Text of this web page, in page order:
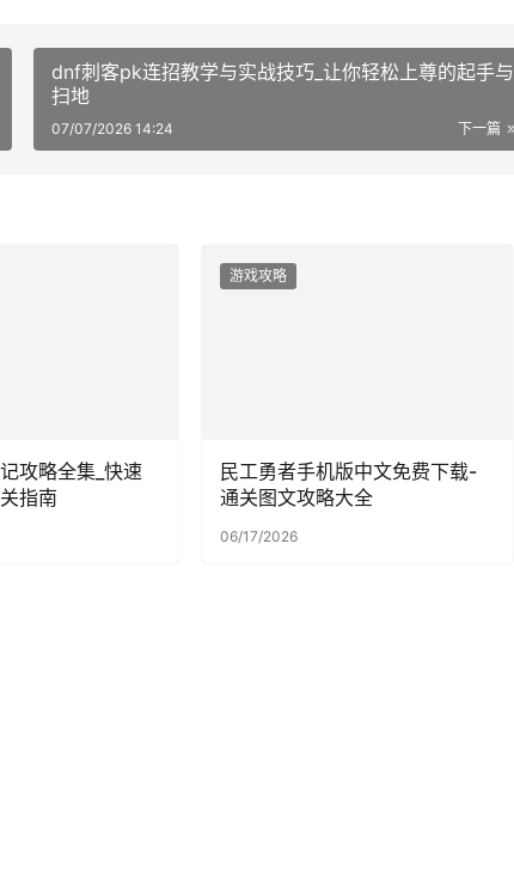
dnf刺客pk连招教学与实战技巧_让你轻松上尊的起手与
扫地
下一篇
07/07/2026 14:24
攻略全集_快速
指南
游戏攻略
民工勇者手机版中文免费下载-
通关图文攻略大全
06/17/2026